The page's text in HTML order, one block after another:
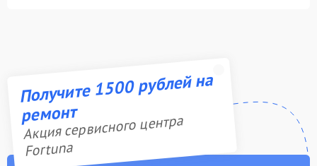
Получите 1500 рублей на
ремонт
Акция сервисного центра
Fortuna